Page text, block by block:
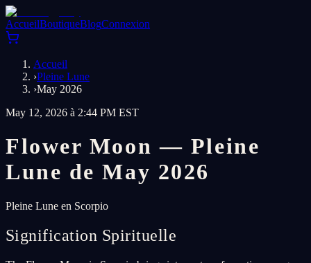
AccueilBoutiqueBlogConnexion
Accueil
›Pleine Lune
›May 2026
May 12, 2026 à 2:44 PM EST
Flower Moon — Pleine
Lune de May 2026
Pleine Lune en Scorpio
Signification Spirituelle